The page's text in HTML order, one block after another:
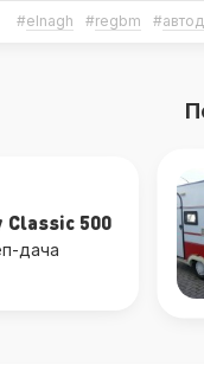
#elnagh #regbm #
дача